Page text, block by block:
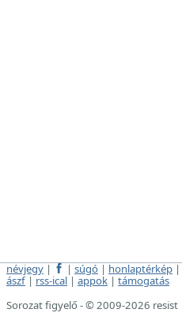
névjegy | | súgó | honlaptérkép |
ászf | rss-ical | appok | támogatás
Sorozat figyelő - © 2009-2026 resist